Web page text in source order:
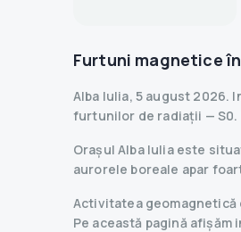
Furtuni magnetice în
Alba Iulia, 5 august 2026.
furtunilor de radiații — S0.
Orașul Alba Iulia este
aurorele boreale apar
Activitatea
Pe această pagină